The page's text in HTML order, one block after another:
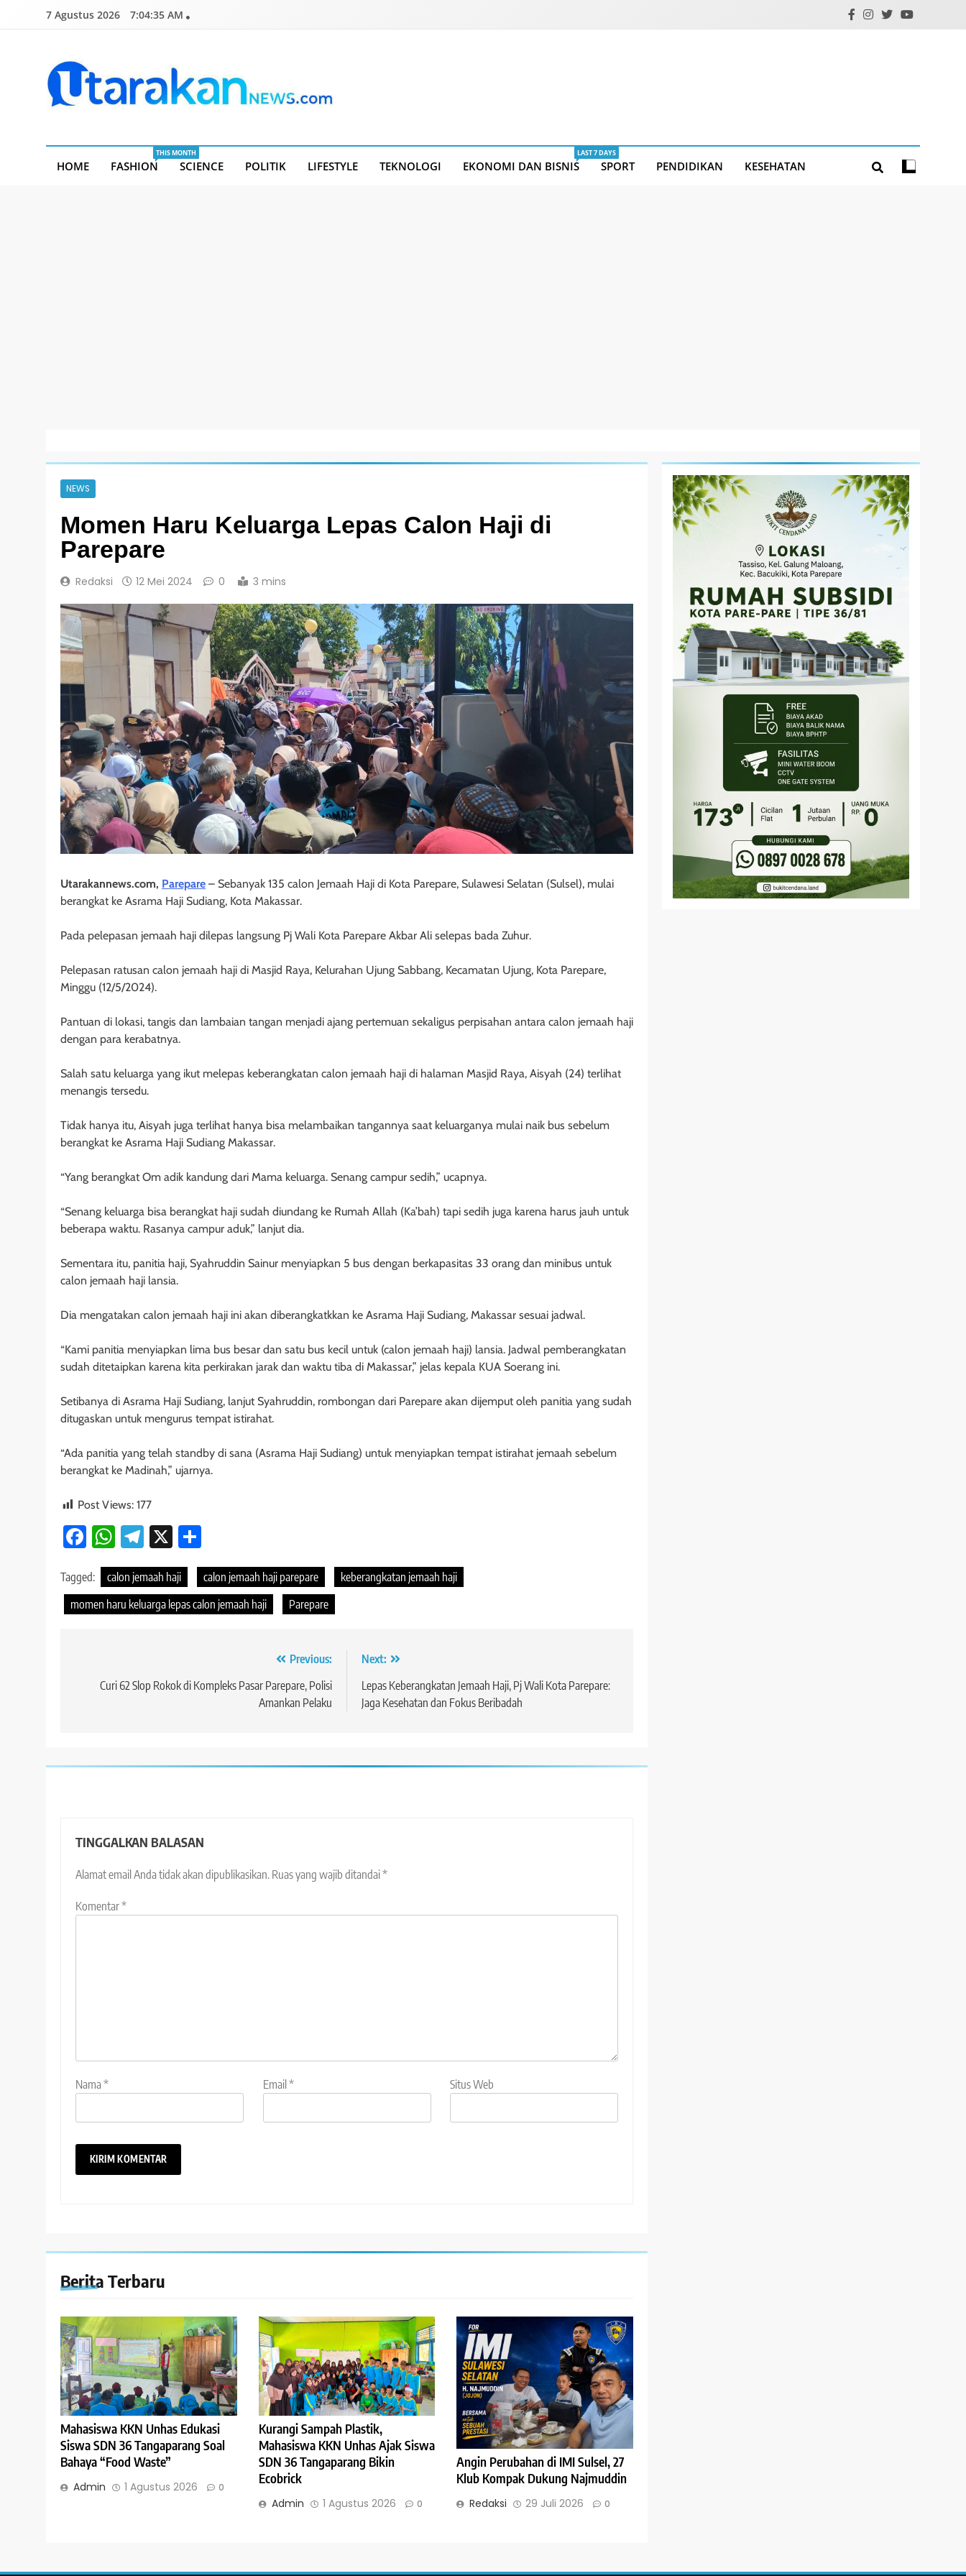
7 Agustus 2026 7:04:36 AM
HOME FASHION
THIS MONTH
SCIENCE POLITIK LIFESTYLE TEKNOLOGI EKONOMI DAN BISNIS
LAST 7 DAYS
SPORT PENDIDIKAN KESEHATAN
NEWS
Momen Haru Keluarga Lepas Calon Haji di
Parepare
Redaksi 12 Mei 2024 0 3 mins
Utarakannews.com, Parepare – Sebanyak 135 calon Jemaah Haji di Kota Parepare, Sulawesi Selatan (Sulsel), mulai
berangkat ke Asrama Haji Sudiang, Kota Makassar.
Pada pelepasan jemaah haji dilepas langsung Pj Wali Kota Parepare Akbar Ali selepas bada Zuhur.
Pelepasan ratusan calon jemaah haji di Masjid Raya, Kelurahan Ujung Sabbang, Kecamatan Ujung, Kota Parepare,
Minggu (12/5/2024).
Pantuan di lokasi, tangis dan lambaian tangan menjadi ajang pertemuan sekaligus perpisahan antara calon jemaah haji
dengan para kerabatnya.
Salah satu keluarga yang ikut melepas keberangkatan calon jemaah haji di halaman Masjid Raya, Aisyah (24) terlihat
menangis tersedu.
Tidak hanya itu, Aisyah juga terlihat hanya bisa melambaikan tangannya saat keluarganya mulai naik bus sebelum
berangkat ke Asrama Haji Sudiang Makassar.
“Yang berangkat Om adik kandung dari Mama keluarga. Senang campur sedih,” ucapnya.
“Senang keluarga bisa berangkat haji sudah diundang ke Rumah Allah (Ka’bah) tapi sedih juga karena harus jauh untuk
beberapa waktu. Rasanya campur aduk,” lanjut dia.
Sementara itu, panitia haji, Syahruddin Sainur menyiapkan 5 bus dengan berkapasitas 33 orang dan minibus untuk
calon jemaah haji lansia.
Dia mengatakan calon jemaah haji ini akan diberangkatkkan ke Asrama Haji Sudiang, Makassar sesuai jadwal.
“Kami panitia menyiapkan lima bus besar dan satu bus kecil untuk (calon jemaah haji) lansia. Jadwal pemberangkatan
sudah ditetaipkan karena kita perkirakan jarak dan waktu tiba di Makassar,” jelas kepala KUA Soerang ini.
Setibanya di Asrama Haji Sudiang, lanjut Syahruddin, rombongan dari Parepare akan dijemput oleh panitia yang sudah
ditugaskan untuk mengurus tempat istirahat.
“Ada panitia yang telah standby di sana (Asrama Haji Sudiang) untuk menyiapkan tempat istirahat jemaah sebelum
berangkat ke Madinah,” ujarnya.
Post Views: 177
Facebook
WhatsApp
Telegram
X
Tagged: calon jemaah haji calon jemaah haji parepare
keberangkatan jemaah haji
momen haru keluarga lepas calon jemaah haji
Parepare
Previous:
Curi 62 Slop Rokok di Kompleks Pasar Parepare, Polisi
Amankan Pelaku
Next:
Lepas Keberangkatan Jemaah Haji, Pj Wali Kota Parepare:
Jaga Kesehatan dan Fokus Beribadah
TINGGALKAN BALASAN
Alamat email Anda tidak akan dipublikasikan. Ruas yang wajib ditandai*
Komentar*
Nama* Email* Situs Web
Berita Terbaru
Mahasiswa KKN Unhas Edukasi
Siswa SDN 36 Tangaparang Soal
Bahaya “Food Waste”
Admin 1 Agustus 2026 0
Kurangi Sampah Plastik,
Mahasiswa KKN Unhas Ajak Siswa
SDN 36 Tangaparang Bikin
Ecobrick
Admin 1 Agustus 2026 0
Angin Perubahan di IMI Sulsel, 27
Klub Kompak Dukung Najmuddin
Redaksi 29 Juli 2026 0